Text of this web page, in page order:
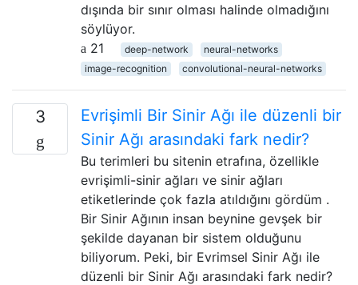
dışında bir sınır olması halinde olmadığını
söylüyor.
21
deep-network
neural-networks
image-recognition
convolutional-neural-networks
3
Evrişimli Bir Sinir Ağı ile düzenli bir
Sinir Ağı arasındaki fark nedir?
Bu terimleri bu sitenin etrafına, özellikle
evrişimli-sinir ağları ve sinir ağları
etiketlerinde çok fazla atıldığını gördüm .
Bir Sinir Ağının insan beynine gevşek bir
şekilde dayanan bir sistem olduğunu
biliyorum. Peki, bir Evrimsel Sinir Ağı ile
düzenli bir Sinir Ağı arasındaki fark nedir?